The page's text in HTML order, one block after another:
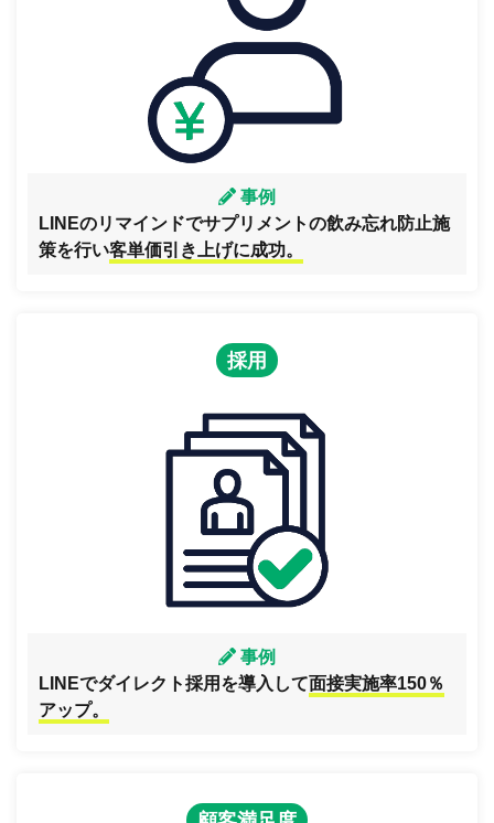
事例
LINEのリマインドでサプリメントの飲み忘れ防止施
策を行い客単価引き上げに成功。
採用
事例
LINEでダイレクト採用を導入して面接実施率150％
アップ。